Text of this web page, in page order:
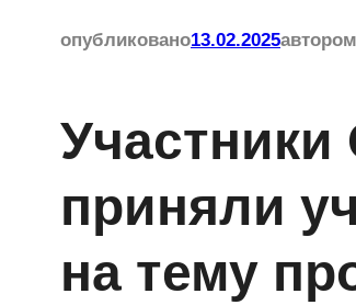
опубликовано13.02.2025
приняли
на тему